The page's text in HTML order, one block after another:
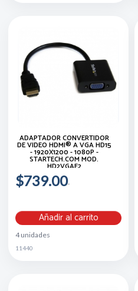
ADAPTADOR CONVERTIDOR
DE VIDEO HDMI® A VGA HD15
- 1920X1200 - 1080P -
STARTECH.COM MOD.
HD2VGAE2
$739.00
Añadir al carrito
4 unidades
11440